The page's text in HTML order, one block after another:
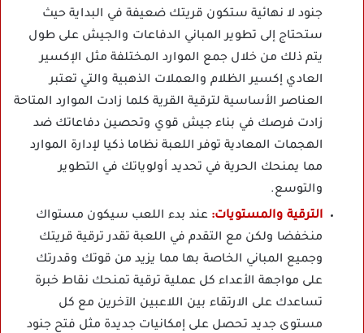
جنود لا نهائية ستكون قريتك ضعيفة في البداية حيث
ستحتاج إلى تطوير المباني الدفاعات والجيش على طول
يتم ذلك من خلال جمع الموارد المختلفة مثل الإكسير
العادي إكسير الظلام والعملات الذهبية والتي تعتبر
العناصر الأساسية لترقية القرية كلما زادت الموارد المتاحة
زادت فرصك في بناء جيش قوي وتحصين دفاعاتك ضد
الهجمات المعادية توفر اللعبة نظاما ذكيا لإدارة الموارد
مما يمنحك الحرية في تحديد أولوياتك في التطوير
والتوسع.
الترقية والمستويات: عند بدء اللعب سيكون مستواك
منخفضا ولكن مع التقدم في اللعبة تقدر ترقية قريتك
وجميع المباني الخاصة بها مما يزيد من قوتك وقدرتك
على مواجهة الأعداء كل عملية ترقية تمنحك نقاط خبرة
تساعدك على الارتقاء بين اللاعبين الآخرين مع كل
مستوى جديد تحصل على إمكانيات جديدة مثل فتح جنود